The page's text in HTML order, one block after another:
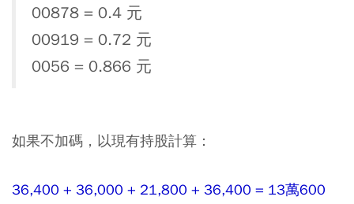
00878 = 0.4 元
00919 = 0.72 元
0056 = 0.866 元
如果不加碼，以現有持股計算：
36,400 + 36,000 + 21,800 + 36,400 = 13萬600